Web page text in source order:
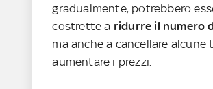
gradualmente, potrebbero
costrette a ridurre il numero
ma anche a cancellare alcune
aumentare i prezzi.